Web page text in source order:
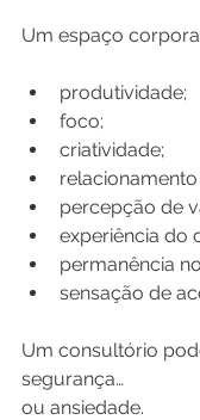
Um espaço
produtividade;
foco;
criatividade;
percepção de
experiência do
permanência
sensação de
Um consultório
segurança…
ou ansiedade.